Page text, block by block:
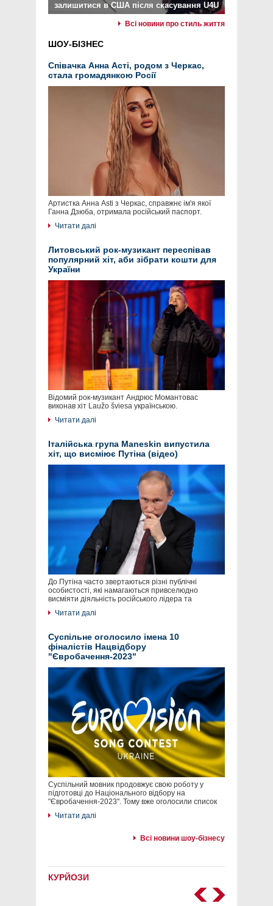
залишитися в США після скасування U4U
Всі новини про стиль життя
ШОУ-БІЗНЕС
Співачка Анна Асті, родом з Черкас,
стала громадянкою Росії
Артистка Анна Asti з Черкас, справжнє ім'я якої
Ганна Дзюба, отримала російський паспорт.
Читати далі
Литовський рок-музикант переспівав
популярний хіт, аби зібрати кошти для
України
Відомий рок-музикант Андрюс Момантовас
виконав хіт Laužo šviesa українською.
Читати далі
Італійська група Maneskin випустила
хіт, що висміює Путіна (відео)
До Путіна часто звертаються різні публічні
особистості, які намагаються привселюдно
висміяти діяльність російського лідера та
Читати далі
Суспільне оголосило імена 10
фіналістів Нацвідбору
"Євробачення-2023"
Суспільний мовник продовжує свою роботу у
підготовці до Національного відбору на
"Євробачення-2023". Тому вже оголосили список
Читати далі
Всі новини шоу-бізнесу
КУРЙОЗИ